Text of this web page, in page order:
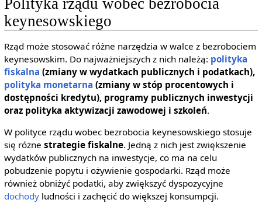
keynesowskiego
Rząd może stosować różne narzędzia w walce z bezrobociem
keynesowskim. Do najważniejszych z nich należą: polityka
fiskalna (zmiany w wydatkach publicznych i podatkach),
polityka monetarna (zmiany w stóp procentowych i
dostępności kredytu), programy publicznych inwestycji
oraz polityka aktywizacji zawodowej i szkoleń.
W polityce rządu wobec bezrobocia keynesowskiego stosuje
się różne strategie fiskalne. Jedną z nich jest zwiększenie
wydatków publicznych na inwestycje, co ma na celu
pobudzenie popytu i ożywienie gospodarki. Rząd może
również obniżyć podatki, aby zwiększyć dyspozycyjne
dochodyludności i zachęcić do większej konsumpcji.